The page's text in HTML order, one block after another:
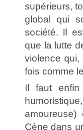
supérieurs,
global qui
société. Il
que la lutte
violence
fois comme
Il faut
amoureuse)
Cène dans